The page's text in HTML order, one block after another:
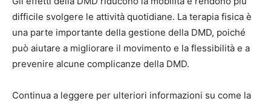
difficile svolgere le attività quotidiane. La terapia fisica è
una parte importante della gestione della DMD, poiché
può aiutare a migliorare il movimento e la flessibilità e a
prevenire alcune complicanze della DMD.
Continua a leggere per ulteriori informazioni su come la